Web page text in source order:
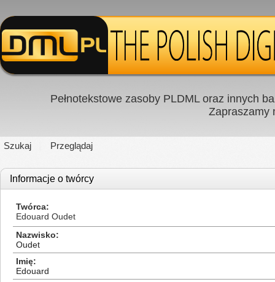
Pełnotekstowe zasoby PLDML oraz innych
Zapraszamy
Szukaj Przeglądaj
Informacje o twórcy
Twórca
Edouard Oudet
Nazwisko
Oudet
Imię
Edouard